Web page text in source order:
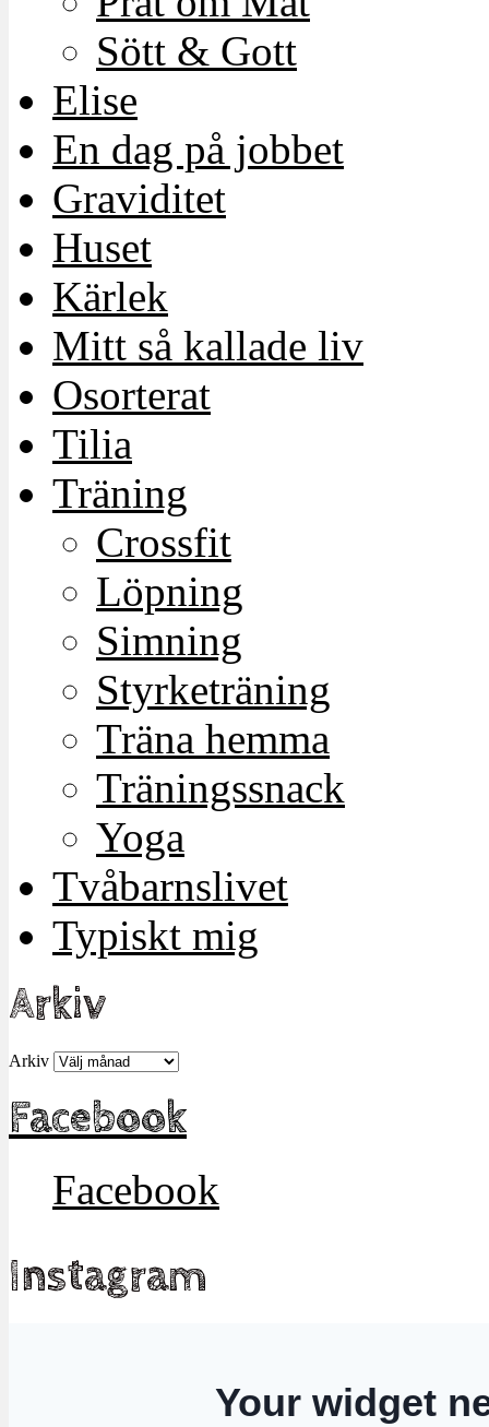
Sött & Gott
Elise
En dag på jobbet
Graviditet
Huset
Kärlek
Mitt så kallade liv
Osorterat
Tilia
Träning
Crossfit
Löpning
Simning
Styrketräning
Träna hemma
Träningssnack
Yoga
Tvåbarnslivet
Typiskt mig
Arkiv
Arkiv
Facebook
Facebook
Instagram